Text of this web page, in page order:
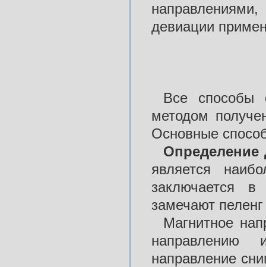
девиации
Все способы
методом
Основные
Определение
является
заключается
замечают
Магнитное
направлению
направление